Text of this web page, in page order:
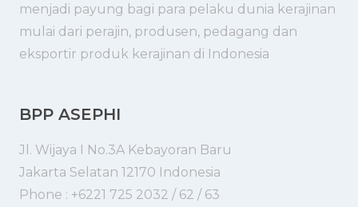
menjadi payung bagi para pelaku dunia kerajinan
mulai dari perajin, produsen, pedagang dan
eksportir produk kerajinan di Indonesia
BPP ASEPHI
Jl. Wijaya I No.3A Kebayoran Baru
Jakarta Selatan 12170 Indonesia
Phone : +6221 725 2032 / 62 / 63